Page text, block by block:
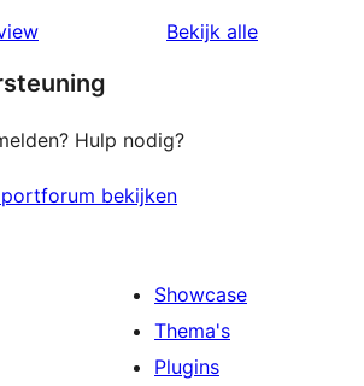
Bekijk alle
Hulp nodig?
bekijken
Showcase
Thema's
Plugins